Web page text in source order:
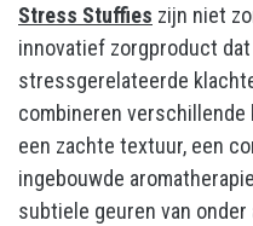
Stress Stuffies zijn niet
innovatief zorgproduct
stressgerelateerde
combineren verschillende
een zachte textuur, een
ingebouwde
subtiele geuren van